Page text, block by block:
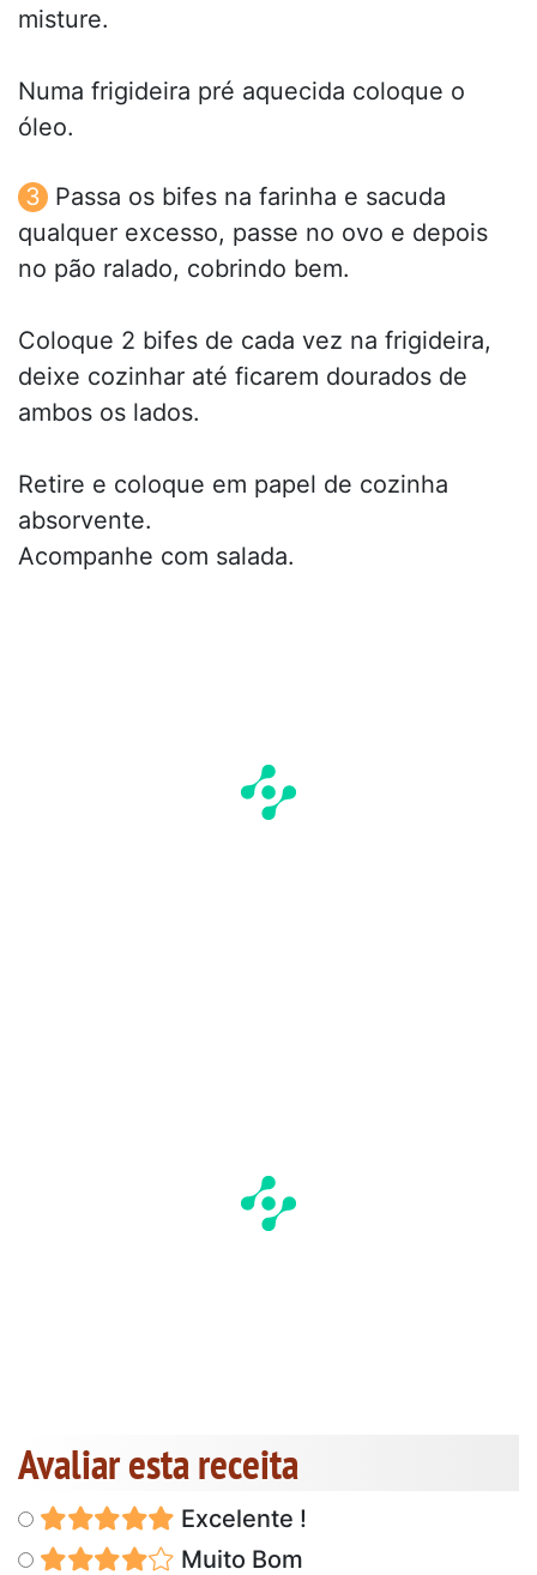
misture.
Numa frigideira pré aquecida coloque o
óleo.
Passa os bifes na farinha e sacuda
qualquer excesso, passe no ovo e depois
no pão ralado, cobrindo bem.
Coloque 2 bifes de cada vez na frigideira,
deixe cozinhar até ficarem dourados de
ambos os lados.
Retire e coloque em papel de cozinha
absorvente.
Acompanhe com salada.
Avaliar esta receita
Excelente !
Muito Bom